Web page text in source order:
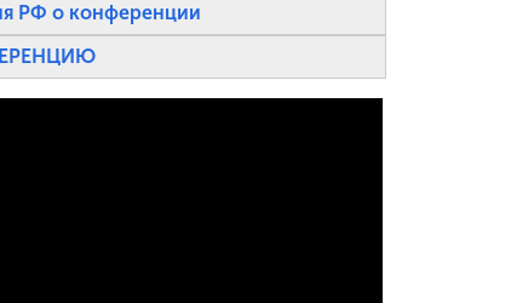
РФ о конференции